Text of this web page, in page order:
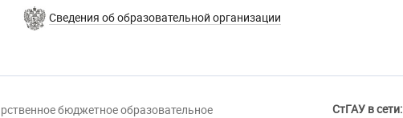
Сведения об образовательной организации
бюджетное образовательное
СтГАУ в сети: